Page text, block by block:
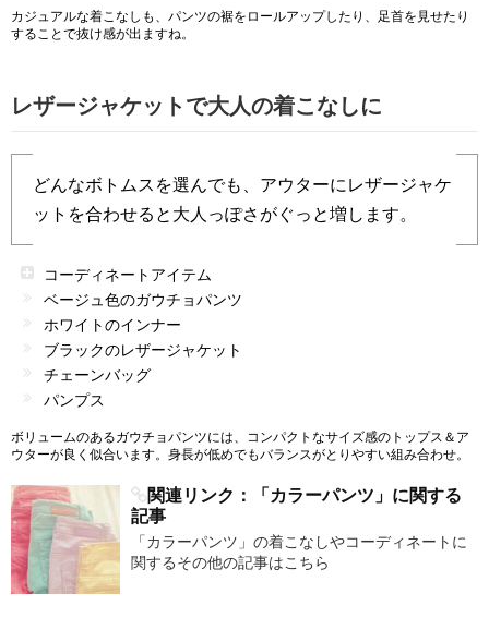
カジュアルな着こなしも、パンツの裾をロールアップしたり、足首を見せたり
することで抜け感が出ますね。
レザージャケットで大人の着こなしに
どんなボトムスを選んでも、アウターにレザージャケ
ットを合わせると大人っぽさがぐっと増します。
コーディネートアイテム
ベージュ色のガウチョパンツ
ホワイトのインナー
ブラックのレザージャケット
チェーンバッグ
パンプス
ボリュームのあるガウチョパンツには、コンパクトなサイズ感のトップス＆ア
ウターが良く似合います。身長が低めでもバランスがとりやすい組み合わせ。
関連リンク：「カラーパンツ」に関する
記事
「カラーパンツ」の着こなしやコーディネートに
関するその他の記事はこちら